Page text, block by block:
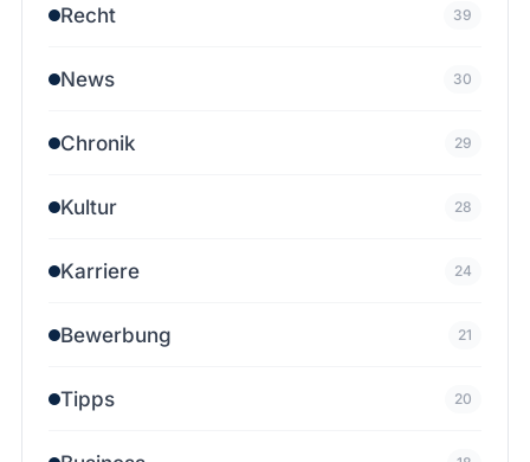
Recht 39
News 30
Chronik 29
Kultur 28
Karriere 24
Bewerbung 21
Tipps 20